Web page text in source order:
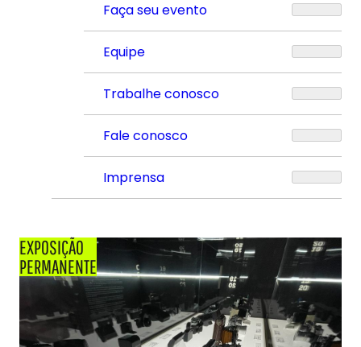
Faça seu evento
Equipe
Trabalhe conosco
Fale conosco
Imprensa
EXPOSIÇÃO
PERMANENTE